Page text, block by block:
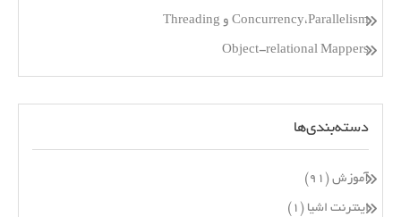
Concurrency،Parallelism و Threading
Object-relational Mappers
دسته‌بندی‌ها
آموزش (۹۱)
اینترنت اشیا (۱)